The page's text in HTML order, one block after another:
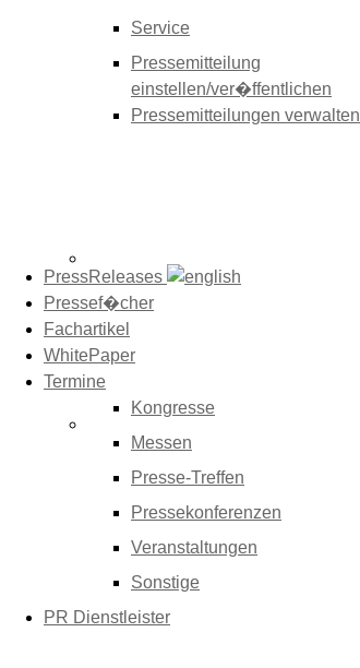
Service
Pressemitteilung
einstellen/ver�ffentlichen
Pressemitteilungen verwalten
PressReleases
Pressef�cher
Fachartikel
WhitePaper
Termine
Kongresse
Messen
Presse-Treffen
Pressekonferenzen
Veranstaltungen
Sonstige
PR Dienstleister